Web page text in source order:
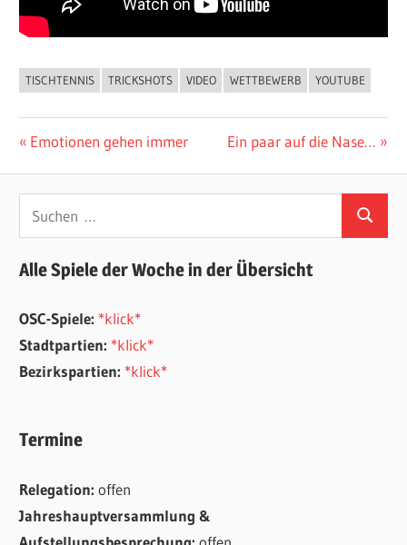
ALLGEMEIN
TISCHTENNIS TRICKSHOTS VIDEO WETTBEWERB YOUTUBE
Beitragsnavigation
Vorheriger
Emotionen gehen immer
Nächster
Ein paar auf die Nase…
Suchen
Alle Spiele der Woche in der Übersicht
OSC-Spiele: *klick*
Stadtpartien: *klick*
Bezirkspartien: *klick*
Termine
Relegation:offen
Jahreshauptversammlung &